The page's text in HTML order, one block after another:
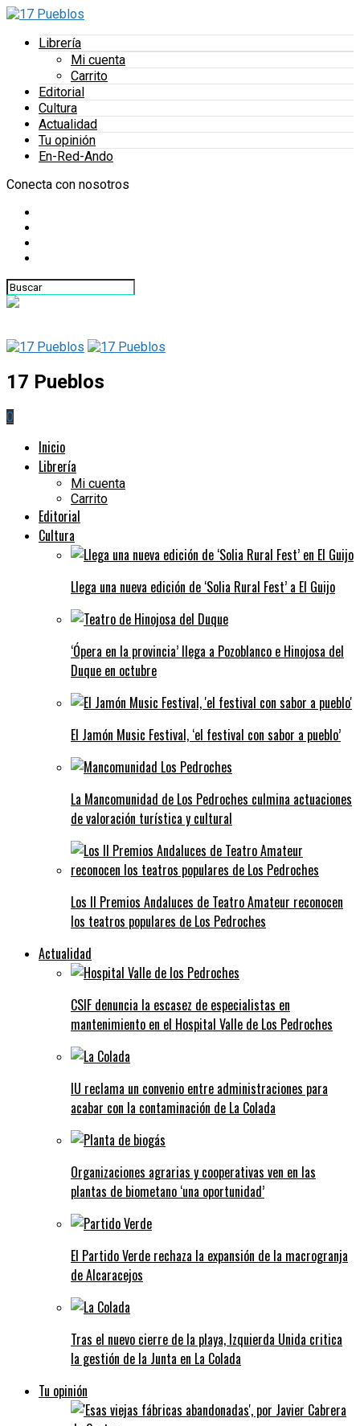
Librería
Mi cuenta
Carrito
Editorial
Cultura
Actualidad
Tu opinión
En-Red-Ando
Conecta con nosotros
17 Pueblos
0
Inicio
Librería
Mi cuenta
Carrito
Editorial
Cultura
Llega una nueva edición de ‘Solia Rural Fest’ a El Guijo
‘Ópera en la provincia’ llega a Pozoblanco e Hinojosa del
Duque en octubre
El Jamón Music Festival, ‘el festival con sabor a pueblo’
La Mancomunidad de Los Pedroches culmina actuaciones
de valoración turística y cultural
Los II Premios Andaluces de Teatro Amateur reconocen
los teatros populares de Los Pedroches
Actualidad
CSIF denuncia la escasez de especialistas en
mantenimiento en el Hospital Valle de Los Pedroches
IU reclama un convenio entre administraciones para
acabar con la contaminación de La Colada
Organizaciones agrarias y cooperativas ven en las
plantas de biometano ‘una oportunidad’
El Partido Verde rechaza la expansión de la macrogranja
de Alcaracejos
Tras el nuevo cierre de la playa, Izquierda Unida critica
la gestión de la Junta en La Colada
Tu opinión